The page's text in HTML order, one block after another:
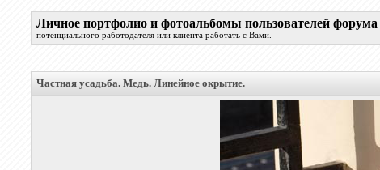
Личное портфолио и фотоальбомы пользователей форума
потенциального работодателя или клиента работать с Вами.
Частная усадьба. Медь. Линейное окрытие.